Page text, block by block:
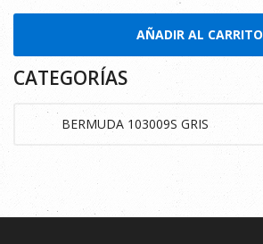
AÑADIR AL CARRITO
CATEGORÍAS